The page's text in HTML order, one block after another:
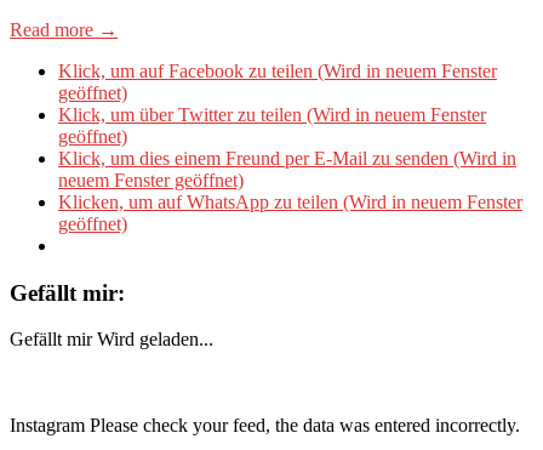
Read more →
Klick, um auf Facebook zu teilen (Wird in neuem Fenster
geöffnet)
Klick, um über Twitter zu teilen (Wird in neuem Fenster
geöffnet)
Klick, um dies einem Freund per E-Mail zu senden (Wird in
neuem Fenster geöffnet)
Klicken, um auf WhatsApp zu teilen (Wird in neuem Fenster
geöffnet)
Gefällt mir:
Gefällt mir Wird geladen...
Instagram Please check your feed, the data was entered incorrectly.